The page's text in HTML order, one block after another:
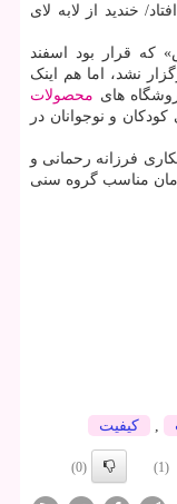
خندید از لابه لای
که قرار بود اسفند
نشد، اما هم اینک
های محصولات
و نوجوانان در
فرزانه رحمانی و
یافته، با قیمت ۲۵هزار تومان مناسب گروه سنی
, كیفیت
(1)
(0)